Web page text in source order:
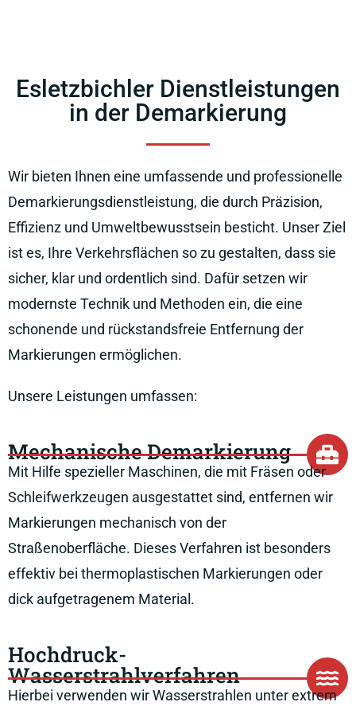
Esletzbichler Dienstleistungen
in der Demarkierung
Wir bieten Ihnen eine umfassende und professionelle
Demarkierungsdienstleistung, die durch Präzision,
Effizienz und Umweltbewusstsein besticht. Unser Ziel
ist es, Ihre Verkehrsflächen so zu gestalten, dass sie
sicher, klar und ordentlich sind. Dafür setzen wir
modernste Technik und Methoden ein, die eine
schonende und rückstandsfreie Entfernung der
Markierungen ermöglichen.
Unsere Leistungen umfassen:
Mechanische Demarkierung
Mit Hilfe spezieller Maschinen, die mit Fräsen oder
Schleifwerkzeugen ausgestattet sind, entfernen wir
Markierungen mechanisch von der
Straßenoberfläche. Dieses Verfahren ist besonders
effektiv bei thermoplastischen Markierungen oder
dick aufgetragenem Material.
Hochdruck-
Wasserstrahlverfahren
Hierbei verwenden wir Wasserstrahlen unter extrem